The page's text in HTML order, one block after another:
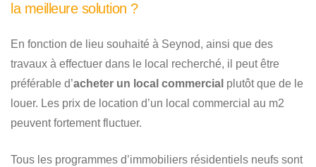
la meilleure solution ?
En fonction de lieu souhaité à Seynod, ainsi que des
travaux à effectuer dans le local recherché, il peut être
préférable d’acheter un local commercial plutôt que de le
louer. Les prix de location d’un local commercial au m2
peuvent fortement fluctuer.
Tous les programmes d’immobiliers résidentiels neufs sont